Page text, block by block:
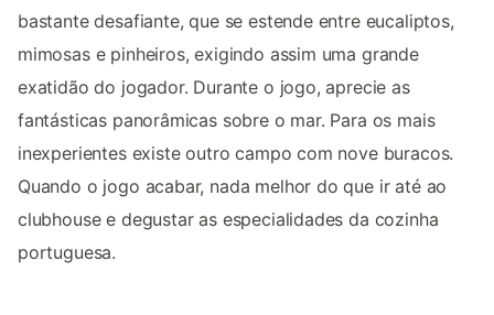
bastante desafiante, que se estende entre eucaliptos,
mimosas e pinheiros, exigindo assim uma grande
exatidão do jogador. Durante o jogo, aprecie as
fantásticas panorâmicas sobre o mar. Para os mais
inexperientes existe outro campo com nove buracos.
Quando o jogo acabar, nada melhor do que ir até ao
clubhouse e degustar as especialidades da cozinha
portuguesa.